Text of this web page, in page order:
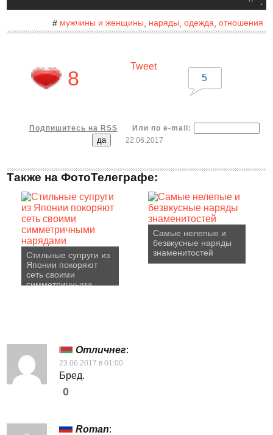
# мужчины и женщины наряды одежда, отношения
8
Tweet
5
Подпишитесь на RSS
Или по e-mail:
22.06.2017
Также на ФотоТелеграфе:
Стильные супруги из
Японии покоряют
сеть своими
симметричными
Самые нелепые и
безвкусные наряды
знаменитостей
Отличнег:
23.06.2017 в 01:00
Бред.
0
Roman: